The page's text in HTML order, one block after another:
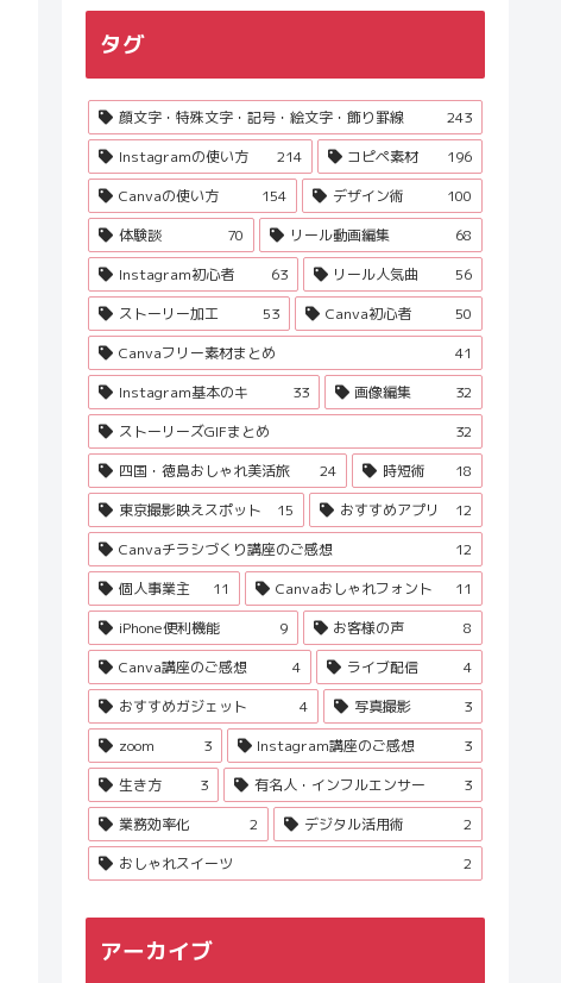
タグ
顔文字・特殊文字・記号・絵文字・飾り罫線
243
Instagramの使い方
214 コピペ素材
196
Canvaの使い方
154 デザイン術
100
体験談
70 リール動画編集
68
Instagram初心者
63 リール人気曲
56
ストーリー加工
53 Canva初心者
50
Canvaフリー素材まとめ
41
Instagram基本のキ
33 画像編集
32
ストーリーズGIFまとめ
32
四国・徳島おしゃれ美活旅
24 時短術
18
東京撮影映えスポット
15 おすすめアプリ
12
Canvaチラシづくり講座のご感想
12
個人事業主
11 Canvaおしゃれフォント
11
iPhone便利機能
9 お客様の声
8
Canva講座のご感想
4 ライブ配信
4
おすすめガジェット
4 写真撮影
3
zoom
3 Instagram講座のご感想
3
生き方
3 有名人・インフルエンサー
3
業務効率化
2 デジタル活用術
2
おしゃれスイーツ
2
アーカイブ